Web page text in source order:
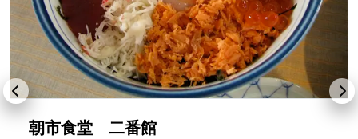
朝市食堂 二番館